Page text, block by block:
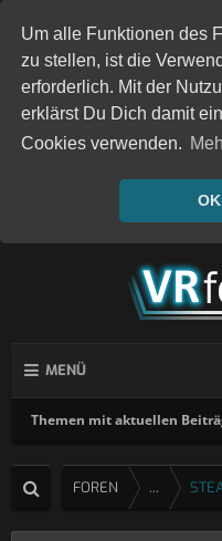
Um alle Funktionen des
zu stellen, ist die
erforderlich. Mit der
erklärst Du Dich damit
Cookies verwenden.
MENÜ
Themen mit aktuellen
FOREN ...